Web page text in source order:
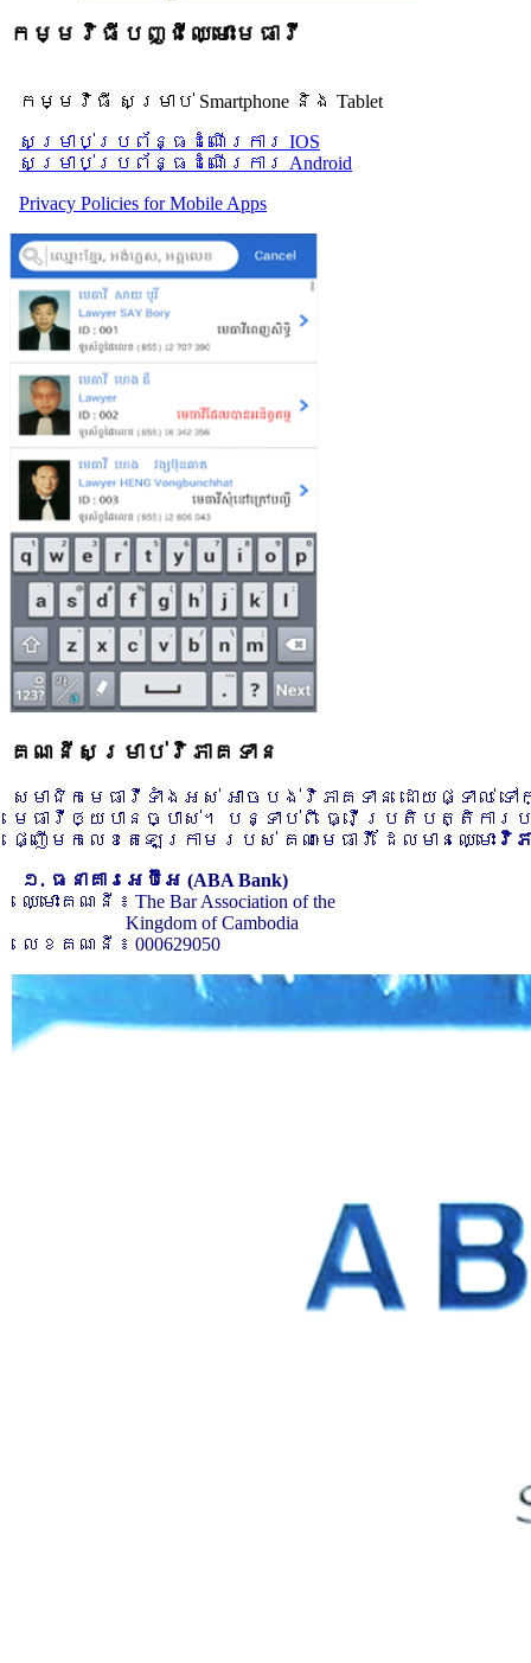
កម្មវិធីបញ្ជីឈ្មោះមេធាវី
កម្មវិធី សម្រាប់ Smartphone និង Tablet
សម្រាប់​ប្រព័ន្ធដំណើរការ IOS
សម្រាប់​ប្រព័ន្ធដំណើរការ Android
Privacy Policies for Mobile Apps
គណនីសម្រាប់វិភាគទាន
សមាជិកមេធាវីទាំងអស់ អាចបង់វិភាគទាន ដោយផ្ទាល់
មេធាវីឲ្យបានច្បាស់។ បន្ទាប់ពី ធ្វើប្រតិបត្តិកា
ផ្ញើមកលេខតេឡេក្រាមរបស់ គណៈមេធាវី ដែលមានឈ្មោះ វិភ
១. ធនាគារអេប៊ីអេ (ABA Bank)
ឈ្មោះគណនី ៖ The Bar Association of the
Kingdom of Cambodia
លេខគណនី ៖ 000629050